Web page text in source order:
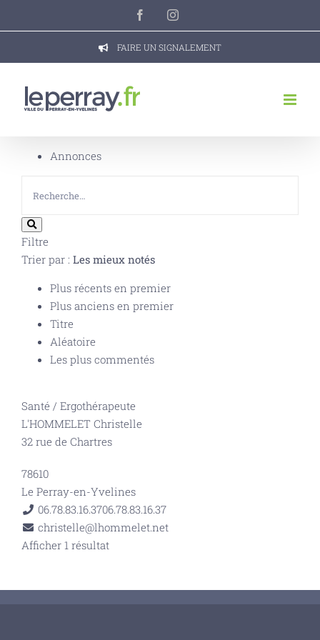
FacebookInstagram
FAIRE UN SIGNALEMENT
Annonces
Filtre
Trier par : Les mieux notés
Plus récents en premier
Plus anciens en premier
Titre
Aléatoire
Les plus commentés
Santé / Ergothérapeute
L'HOMMELET Christelle
32 rue de Chartres
78610
Le Perray-en-Yvelines
06.78.83.16.3706.78.83.16.37
christelle@lhommelet.net
Afficher 1 résultat